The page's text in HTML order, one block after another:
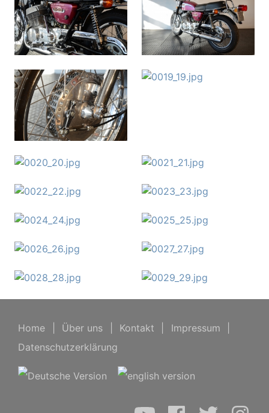
Home Über uns Kontakt Impressum
Datenschutzerklärung